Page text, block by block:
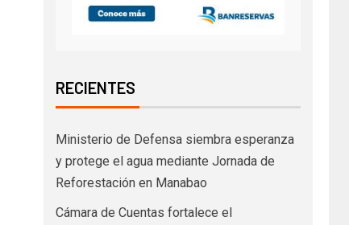
RECIENTES
Ministerio de Defensa siembra esperanza
y protege el agua mediante Jornada de
Reforestación en Manabao
Cámara de Cuentas fortalece el